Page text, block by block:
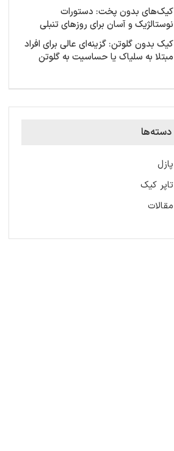
کیک‌های بدون پخت: دستورات
نوستالژیک و آسان برای روزهای تنبلی
کیک‌ بدون گلوتن: گزینه‌ای عالی برای افراد
مبتلا به سلیاک یا حساسیت به گلوتن
دسته‌ها
پازل
تاپر کیک
مقالات